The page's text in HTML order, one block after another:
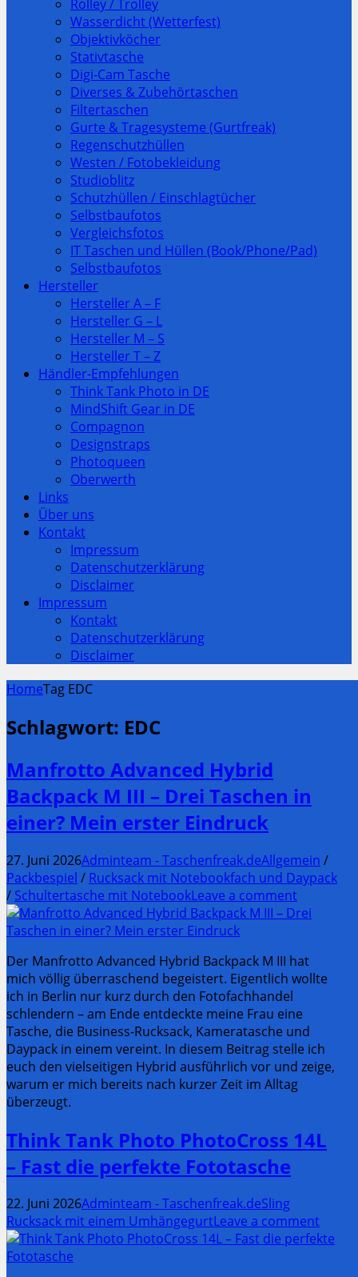
Rolley / Trolley
Wasserdicht (Wetterfest)
Objektivköcher
Stativtasche
Digi-Cam Tasche
Diverses & Zubehörtaschen
Filtertaschen
Gurte & Tragesysteme (Gurtfreak)
Regenschutzhüllen
Westen / Fotobekleidung
Studioblitz
Schutzhüllen / Einschlagtücher
Selbstbaufotos
Vergleichsfotos
IT Taschen und Hüllen (Book/Phone/Pad)
Selbstbaufotos
Hersteller
Hersteller A – F
Hersteller G – L
Hersteller M – S
Hersteller T – Z
Händler-Empfehlungen
Think Tank Photo in DE
MindShift Gear in DE
Compagnon
Designstraps
Photoqueen
Oberwerth
Links
Über uns
Kontakt
Impressum
Datenschutzerklärung
Disclaimer
Impressum
Kontakt
Datenschutzerklärung
Disclaimer
HomeTag EDC
Schlagwort: EDC
Manfrotto Advanced Hybrid
Backpack M III – Drei Taschen in
einer? Mein erster Eindruck
27. Juni 2026Adminteam - Taschenfreak.deAllgemein /
Packbespiel / Rucksack mit Notebookfach und Daypack
/ Schultertasche mit NotebookLeave a comment
Der Manfrotto Advanced Hybrid Backpack M III hat
mich völlig überraschend begeistert. Eigentlich wollte
ich in Berlin nur kurz durch den Fotofachhandel
schlendern – am Ende entdeckte meine Frau eine
Tasche, die Business-Rucksack, Kameratasche und
Daypack in einem vereint. In diesem Beitrag stelle ich
euch den vielseitigen Hybrid ausführlich vor und zeige,
warum er mich bereits nach kurzer Zeit im Alltag
überzeugt.
Think Tank Photo PhotoCross 14L
– Fast die perfekte Fototasche
22. Juni 2026Adminteam - Taschenfreak.deSling
Rucksack mit einem UmhängegurtLeave a comment